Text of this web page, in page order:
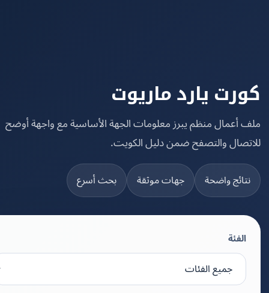
يارد ماريوت
منظم يبرز معلومات الجهة الأساسية مع واجهة أوضح
والتصفح ضمن دليل الكويت.
واضحة جهات موثقة بحث أسرع